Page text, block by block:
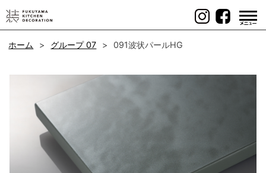
Skip
to
ホーム グループ 07 091波状パールHG